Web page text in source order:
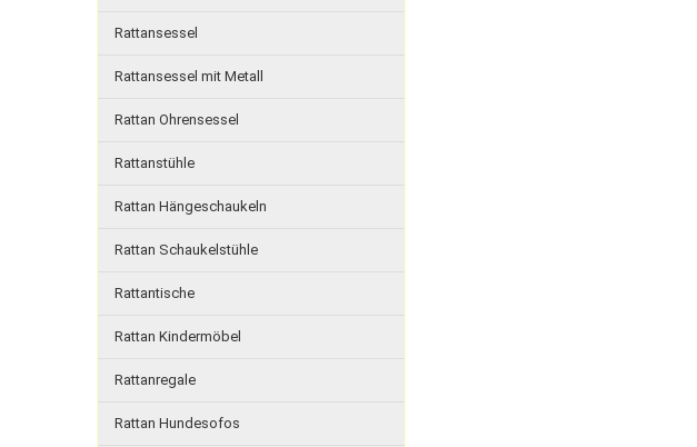
Rattansessel
Rattansessel mit Metall
Rattan Ohrensessel
Rattanstühle
Rattan Hängeschaukeln
Rattan Schaukelstühle
Rattantische
Rattan Kindermöbel
Rattanregale
Rattan Hundesofos